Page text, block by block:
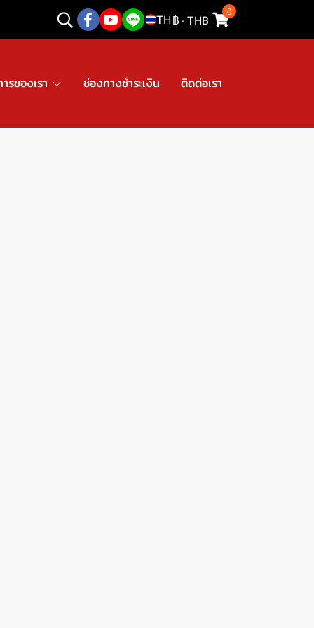
TH ฿ - THB
0
รของเรา ช่องทางชำระเงิน ติดต่อเรา